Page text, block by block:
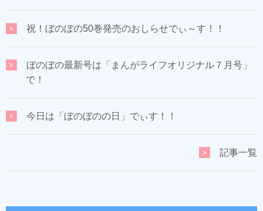
祝！ぼのぼの50巻発売のおしらせでぃ～す！！
ぼのぼの最新号は「まんがライフオリジナル７月号」
で！
今日は「ぼのぼのの日」でぃす！！
記事一覧